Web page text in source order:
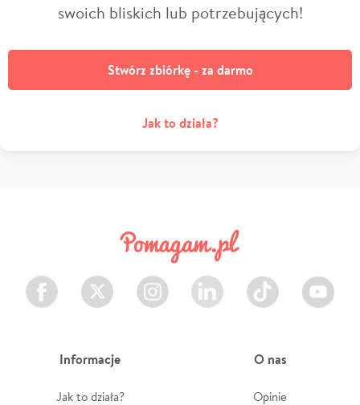
swoich bliskich lub potrzebujących!
Stwórz zbiórkę - za darmo
Jak to działa?
Facebook Twitter Instagram LinkedIn TikTok Youtube
Informacje
Jak to działa?
O nas
Opinie